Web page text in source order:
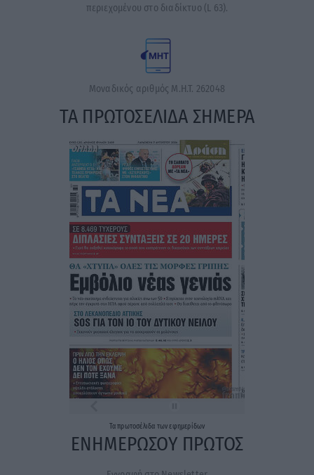
περιεχομένου στο διαδίκτυο (L 63).
Μοναδικός αριθμός Μ.Η.Τ. 262048
ΤΑ ΠΡΩΤΟΣΕΛΙΔΑ ΣΗΜΕΡΑ
Ταπρωτοσέλιδα τωνεφημερίδων
ΕΝΗΜΕΡΩΣΟΥ ΠΡΩΤΟΣ